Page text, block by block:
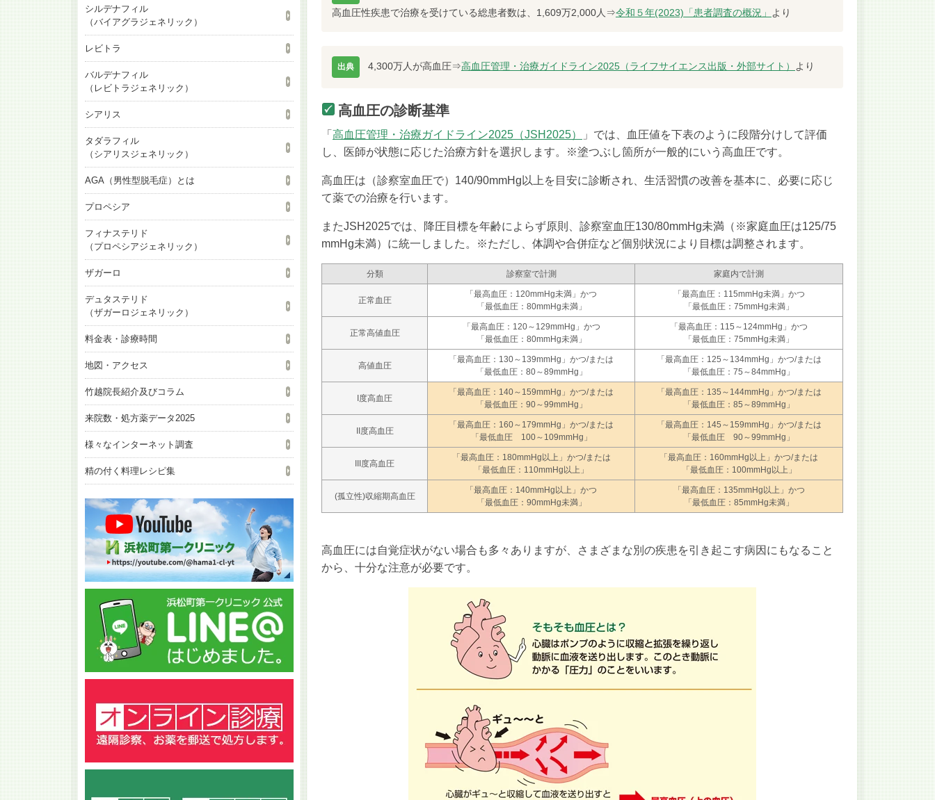
シルデナフィル
（バイアグラジェネリック）
レビトラ
バルデナフィル
（レビトラジェネリック）
シアリス
タダラフィル
（シアリスジェネリック）
AGA（男性型脱毛症）とは
プロペシア
フィナステリド
（プロペシアジェネリック）
ザガーロ
デュタステリド
（ザガーロジェネリック）
料金表・診療時間
地図・アクセス
竹越院長紹介及びコラム
来院数・処方薬データ2025
様々なインターネット調査
精の付く料理レシピ集
高血圧性疾患で治療を受けている総患者数は、1,609万2,000人 ⇒令和５年(2023)「患者調査の概況」 より
出典 4,300万人が高血圧⇒高血圧管理・治療ガイドライン2025（ライフサイエンス出版・外部サイト） より
高血圧の診断基準
「 高血圧管理・治療ガイドライン2025（JSH2025）
」では、血圧値を下表のように段階分けして評価
し、医師が状態に応じた治療方針を選択します。※塗つぶし箇所が一般的にいう高血圧です。
高血圧は（診察室血圧で）140/90mmHg以上を目安に診断され、生活習慣の改善を基本に、必要に応じ
て薬での治療を行います。
またJSH2025では、降圧目標を年齢によらず原則、診察室血圧130/80mmHg未満（※家庭血圧は125/75
mmHg未満）に統一しました。※ただし、体調や合併症など個別状況により目標は調整されます。
分類 診察室で計測 家庭内で計測
正常血圧
「最高血圧：120mmHg未満」かつ
「最低血圧：80mmHg未満」
「最高血圧：115mmHg未満」かつ
「最低血圧：75mmHg未満」
正常高値血圧
「最高血圧：120～129mmHg」かつ
「最低血圧：80mmHg未満」
「最高血圧：115～124mmHg」かつ
「最低血圧：75mmHg未満」
高値血圧
「最高血圧：130～139mmHg」かつ/または
「最低血圧：80～89mmHg」
「最高血圧：125～134mmHg」かつ/または
「最低血圧：75～84mmHg」
I度高血圧
「最高血圧：140～159mmHg」かつ/または
「最低血圧：90～99mmHg」
「最高血圧：135～144mmHg」かつ/または
「最低血圧：85～89mmHg」
II度高血圧
「最高血圧：160～179mmHg」かつ/または
「最低血圧 100～109mmHg」
「最高血圧：145～159mmHg」かつ/または
「最低血圧 90～99mmHg」
III度高血圧
「最高血圧：180mmHg以上」かつ/または
「最低血圧：110mmHg以上」
「最高血圧：160mmHg以上」かつ/または
「最低血圧：100mmHg以上」
(孤立性)収縮期高血圧
「最高血圧：140mmHg以上」かつ
「最低血圧：90mmHg未満」
「最高血圧：135mmHg以上」かつ
「最低血圧：85mmHg未満」
高血圧には自覚症状がない場合も多々ありますが、さまざまな別の疾患を引き起こす病因にもなること
から、十分な注意が必要です。